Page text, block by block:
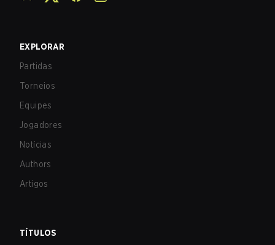
EXPLORAR
Partidas
Torneios
Equipes
Jogadores
Notícias
Authors
Artigos
TÍTULOS